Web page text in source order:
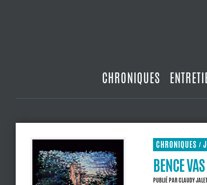
CHRONIQUES
CHRONIQUES /
BENCE
PUBLIÉ PARCLAUDY JALET